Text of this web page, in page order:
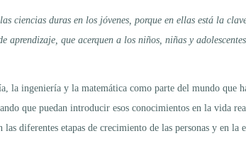
ciencias duras en los jóvenes, porque en ellas está la
aprendizaje, que acerquen a los niños, niñas y
ingeniería y la matemática como parte del mundo que
que puedan introducir esos conocimientos en la vida
diferentes etapas de crecimiento de las personas y en la